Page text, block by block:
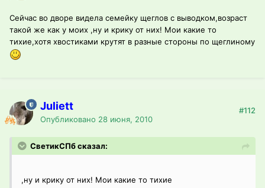
Сейчас во дворе видела семейку щеглов с выводком,возраст
такой же как у моих ,ну и крику от них! Мои какие то
тихие,хотя хвостиками крутят в разные стороны по щеглиному
Juliett
Опубликовано 28 июня, 2010
#112
СветикСПб сказал:
,ну и крику от них! Мои какие то тихие